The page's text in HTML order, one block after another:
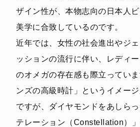
ザイン性が、本物志向の日本人
美学に合致しているのです。
近年では、女性の社会進出やジ
ッションの流行に伴い、レディ
のオメガの存在感も際立ってい
ンズの高級時計」というイメー
ですが、ダイヤモンドをあしら
テレーション（Constellation）